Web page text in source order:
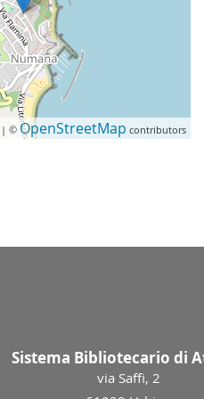
| © OpenStreetMap contributors
Sistema Bibliotecario di
via Saffi, 2